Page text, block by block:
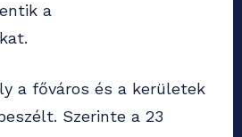
a
a főváros és a kerületek
Szerinte a 23